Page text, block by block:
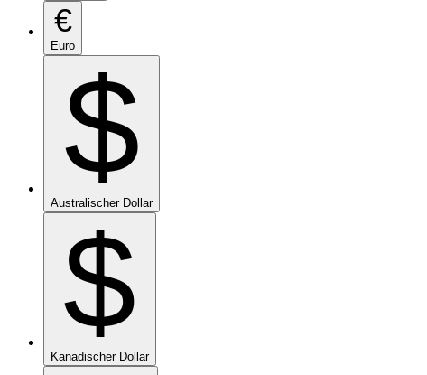
€
Euro
$
Australischer Dollar
$
Kanadischer Dollar